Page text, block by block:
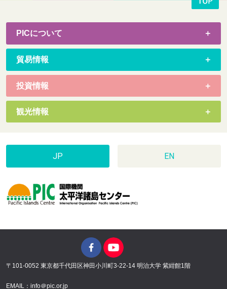
PICについて
貿易情報
投資情報
観光情報
JP EN
〒101-0052 東京都千代田区神田小川町3-22-14 明治大学 紫紺館1階
EMAIL：info＠pic.or.jp